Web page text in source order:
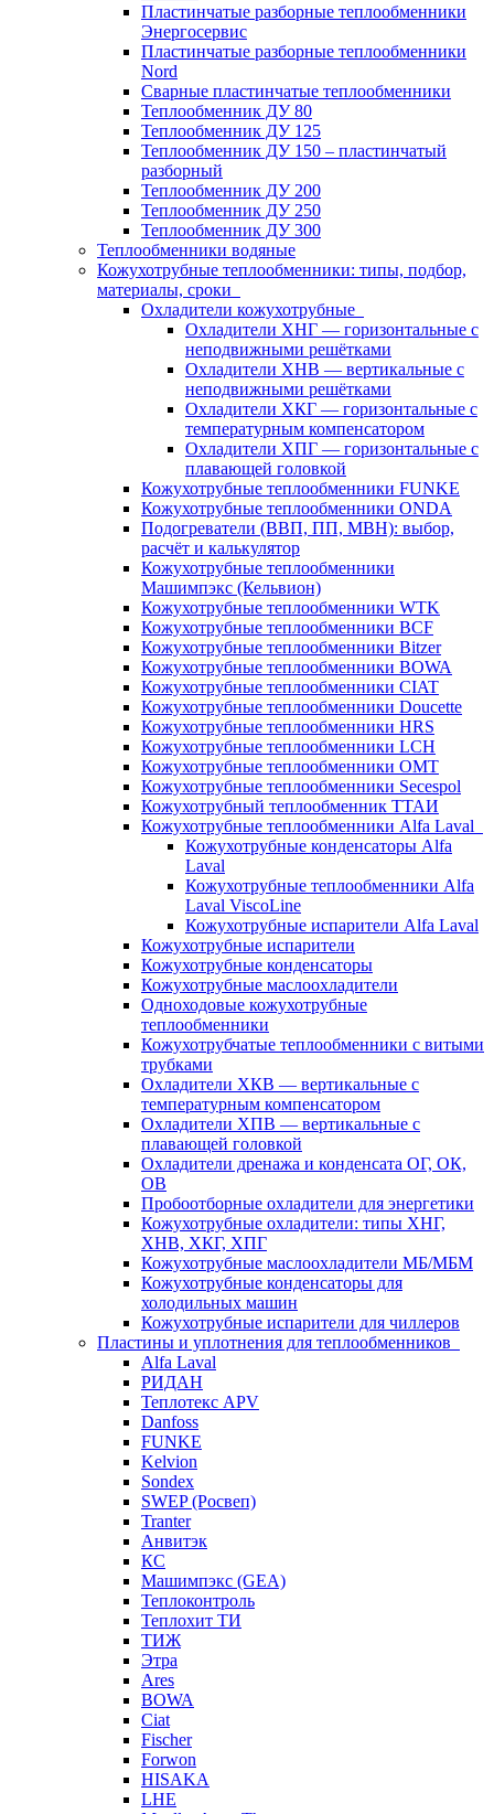
Пластинчатые разборные теплообменники
Энергосервис
Пластинчатые разборные теплообменники
Nord
Сварные пластинчатые теплообменники
Теплообменник ДУ 80
Теплообменник ДУ 125
Теплообменник ДУ 150 – пластинчатый
разборный
Теплообменник ДУ 200
Теплообменник ДУ 250
Теплообменник ДУ 300
Теплообменники водяные
Кожухотрубные теплообменники: типы, подбор,
материалы, сроки
Охладители кожухотрубные
Охладители ХНГ — горизонтальные с
неподвижными решётками
Охладители ХНВ — вертикальные с
неподвижными решётками
Охладители ХКГ — горизонтальные с
температурным компенсатором
Охладители ХПГ — горизонтальные с
плавающей головкой
Кожухотрубные теплообменники FUNKE
Кожухотрубные теплообменники ONDA
Подогреватели (ВВП, ПП, МВН): выбор,
расчёт и калькулятор
Кожухотрубные теплообменники
Машимпэкс (Кельвион)
Кожухотрубные теплообменники WTK
Кожухотрубные теплообменники BCF
Кожухотрубные теплообменники Bitzer
Кожухотрубные теплообменники BOWA
Кожухотрубные теплообменники CIAT
Кожухотрубные теплообменники Doucette
Кожухотрубные теплообменники HRS
Кожухотрубные теплообменники LCH
Кожухотрубные теплообменники OMT
Кожухотрубные теплообменники Secespol
Кожухотрубный теплообменник ТТАИ
Кожухотрубные теплообменники Alfa Laval
Кожухотрубные конденсаторы Alfa
Laval
Кожухотрубные теплообменники Alfa
Laval ViscoLine
Кожухотрубные испарители Alfa Laval
Кожухотрубные испарители
Кожухотрубные конденсаторы
Кожухотрубные маслоохладители
Одноходовые кожухотрубные
теплообменники
Кожухотрубчатые теплообменники с витыми
трубками
Охладители ХКВ — вертикальные с
температурным компенсатором
Охладители ХПВ — вертикальные с
плавающей головкой
Охладители дренажа и конденсата ОГ, ОК,
ОВ
Пробоотборные охладители для энергетики
Кожухотрубные охладители: типы ХНГ,
ХНВ, ХКГ, ХПГ
Кожухотрубные маслоохладители МБ/МБМ
Кожухотрубные конденсаторы для
холодильных машин
Кожухотрубные испарители для чиллеров
Пластины и уплотнения для теплообменников
Alfa Laval
РИДАН
Теплотекс APV
Danfoss
FUNKE
Kelvion
Sondex
SWEP (Росвеп)
Tranter
Анвитэк
КС
Машимпэкс (GEA)
Теплоконтроль
Теплохит ТИ
ТИЖ
Этра
Ares
BOWA
Ciat
Fischer
Forwon
HISAKA
LHE